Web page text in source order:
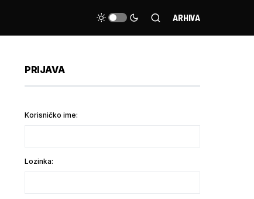
ARHIVA
PRIJAVA
Korisničko ime:
Lozinka: